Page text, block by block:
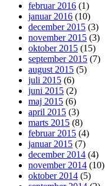
februar 2016 (1)
januar 2016 (10)
december 2015 (3)
november 2015 (3)
oktober 2015 (15)
september 2015 (7)
august 2015 (5)
juli 2015 (6)
juni 2015 (2)
maj 2015 (6)
april 2015 (3)
marts 2015 (8)
februar 2015 (4)
januar 2015 (7)
december 2014 (4)
november 2014 (10)
oktober 2014 (5)